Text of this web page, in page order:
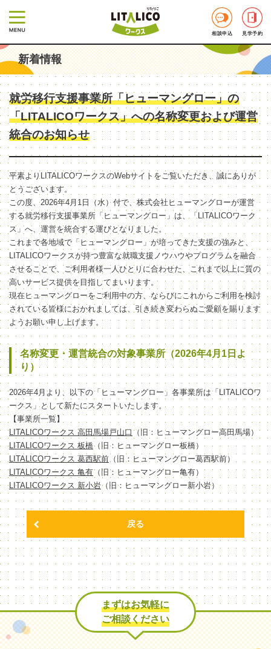
相談申込 見学予約
新着情報
就労移行支援事業所「ヒューマングロー」の
「LITALICOワークス」への名称変更および運営
統合のお知らせ
平素よりLITALICOワークスのWebサイトをご覧いただき、誠にありが
とうございます。
この度、2026年4月1日（水）付で、株式会社ヒューマングローが運営
する就労移行支援事業所「ヒューマングロー」は、「LITALICOワーク
ス」へ、運営を統合する運びとなりました。
これまで各地域で「ヒューマングロー」が培ってきた支援の強みと、
LITALICOワークスが持つ豊富な就職支援ノウハウやプログラムを融合
させることで、ご利用者様一人ひとりに合わせた、これまで以上に質の
高いサービス提供を目指してまいります。
現在ヒューマングローをご利用中の方、ならびにこれからご利用を検討
されている皆様におかれましては、引き続き変わらぬご愛顧を賜ります
ようお願い申し上げます。
名称変更・運営統合の対象事業所（2026年4月1日よ
り）
2026年4月より、以下の「ヒューマングロー」各事業所は「LITALICOワ
ークス」として新たにスタートいたします。
【事業所一覧】
LITALICOワークス 高田馬場戸山口 （旧：ヒューマングロー高田馬場）
LITALICOワークス 板橋（旧：ヒューマングロー板橋）
LITALICOワークス 葛西駅前 （旧：ヒューマングロー葛西駅前）
LITALICOワークス 亀有（旧：ヒューマングロー亀有）
LITALICOワークス 新小岩（旧：ヒューマングロー新小岩）
戻る
まずはお気軽に
ご相談ください